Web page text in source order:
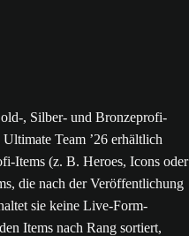
, Silber- und Bronzeprofi-
Team ’26 erhältlich
Items (z. B. Heroes, Icons oder
die nach der Veröffentlichung
sie keine Live-Form-
Items nach Rang sortiert,